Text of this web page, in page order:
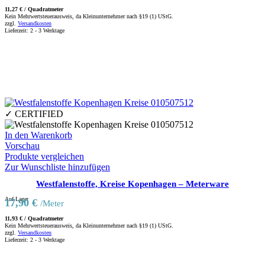
11,27 € / Quadratmeter
Kein Mehrwertsteuerausweis, da Kleinunternehmer nach §19 (1) UStG.
zzgl. Versandkosten
Lieferzeit: 2 - 3 Werktage
✓ CERTIFIED
In den Warenkorb
Vorschau
Produkte vergleichen
Zur Wunschliste hinzufügen
Westfalenstoffe, Kreise Kopenhagen – Meterware
Auf Lager
17,90 € /Meter
11,93 € / Quadratmeter
Kein Mehrwertsteuerausweis, da Kleinunternehmer nach §19 (1) UStG.
zzgl. Versandkosten
Lieferzeit: 2 - 3 Werktage